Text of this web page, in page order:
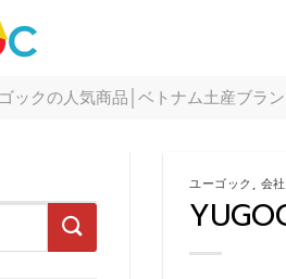
ックの人気商品│ベトナム土産ブラ
ユーゴック , 会